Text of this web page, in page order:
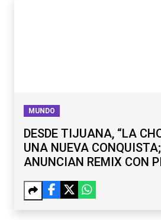
MUNDO
DESDE TIJUANA, “LA
UNA NUEVA
ANUNCIAN REMIX CON